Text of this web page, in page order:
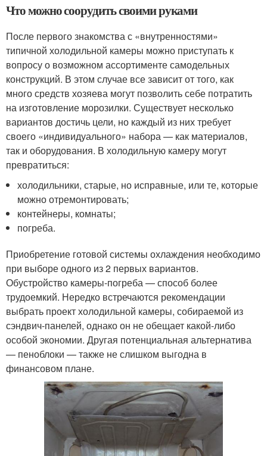
Что можно соорудить своими руками
После первого знакомства с «внутренностями»
типичной холодильной камеры можно приступать к
вопросу о возможном ассортименте самодельных
конструкций. В этом случае все зависит от того, как
много средств хозяева могут позволить себе потратить
на изготовление морозилки. Существует несколько
вариантов достичь цели, но каждый из них требует
своего «индивидуального» набора — как материалов,
так и оборудования. В холодильную камеру могут
превратиться:
холодильники, старые, но исправные, или те, которые
можно отремонтировать;
контейнеры, комнаты;
погреба.
Приобретение готовой системы охлаждения необходимо
при выборе одного из 2 первых вариантов.
Обустройство камеры-погреба — способ более
трудоемкий. Нередко встречаются рекомендации
выбрать проект холодильной камеры, собираемой из
сэндвич-панелей, однако он не обещает какой-либо
особой экономии. Другая потенциальная альтернатива
— пеноблоки — также не слишком выгодна в
финансовом плане.